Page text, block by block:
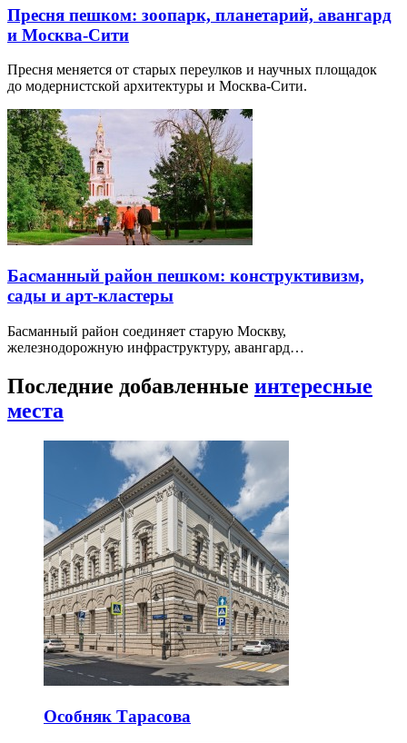
Пресня пешком: зоопарк, планетарий, авангард
и Москва-Сити
Пресня меняется от старых переулков и научных площадок
до модернистской архитектуры и Москва-Сити.
Басманный район пешком: конструктивизм,
сады и арт-кластеры
Басманный район соединяет старую Москву,
железнодорожную инфраструктуру, авангард…
Последние добавленные интересные
места
Особняк Тарасова